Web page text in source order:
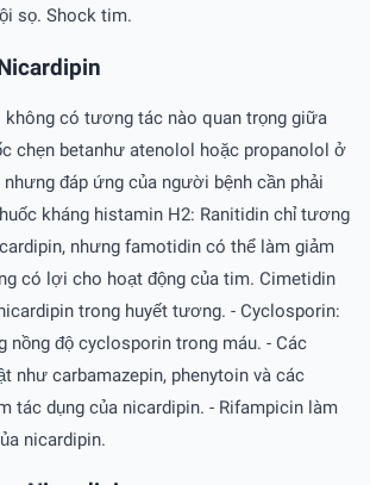
sọ. Shock tim.
không có tương tác nào quan trọng giữa
chẹn betanhư atenolol hoặc propanolol ở
đáp ứng của người bệnh cần phải
kháng histamin H2: Ranitidin chỉ tương
nhưng famotidin có thể làm giảm
có lợi cho hoạt động của tim. Cimetidin
trong huyết tương. - Cyclosporin:
nồng độ cyclosporin trong máu. - Các
như carbamazepin, phenytoin và các
tác dụng của nicardipin. - Rifampicin làm
nicardipin.